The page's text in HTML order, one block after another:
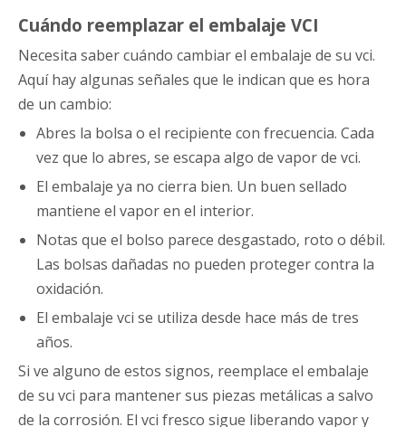
Cuándo reemplazar el embalaje VCI
Necesita saber cuándo cambiar el embalaje de su vci.
Aquí hay algunas señales que le indican que es hora
de un cambio:
Abres la bolsa o el recipiente con frecuencia. Cada
vez que lo abres, se escapa algo de vapor de vci.
El embalaje ya no cierra bien. Un buen sellado
mantiene el vapor en el interior.
Notas que el bolso parece desgastado, roto o débil.
Las bolsas dañadas no pueden proteger contra la
oxidación.
El embalaje vci se utiliza desde hace más de tres
años.
Si ve alguno de estos signos, reemplace el embalaje
de su vci para mantener sus piezas metálicas a salvo
de la corrosión. El vci fresco sigue liberando vapor y